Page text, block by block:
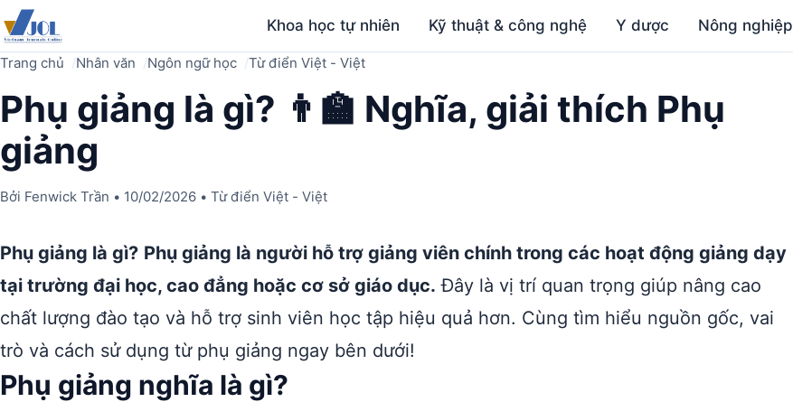
Khoa học tự nhiên Kỹ thuật & công nghệ Y dược Nông nghiệp
Trang chủ Nhân văn Ngôn ngữ học Từ điển Việt - Việt
Phụ giảng là gì? 👨‍🏫 Nghĩa, giải thích Phụ
giảng
Bởi Fenwick Trần • 10/02/2026 • Từ điển Việt - Việt
Phụ giảng là gì? Phụ giảng là người hỗ trợ giảng viên chính trong các hoạt động giảng dạy
tại trường đại học, cao đẳng hoặc cơ sở giáo dục. Đây là vị trí quan trọng giúp nâng cao
chất lượng đào tạo và hỗ trợ sinh viên học tập hiệu quả hơn. Cùng tìm hiểu nguồn gốc, vai
trò và cách sử dụng từ phụ giảng ngay bên dưới!
Phụ giảng nghĩa là gì?